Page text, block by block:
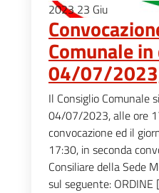
202323 Giu
Comunale
04/07/
Il Consiglio Comunale
04/07/2023, alle ore
convocazione ed il
17:30, in seconda
Consiliare della Sede
sul seguente: ORDINE